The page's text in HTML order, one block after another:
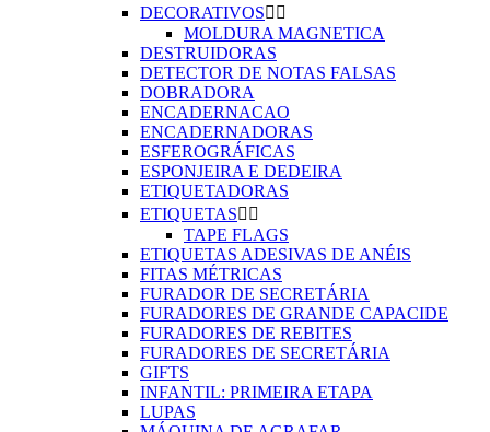
DECORATIVOS 
MOLDURA MAGNETICA
DESTRUIDORAS
DETECTOR DE NOTAS FALSAS
DOBRADORA
ENCADERNACAO
ENCADERNADORAS
ESFEROGRÁFICAS
ESPONJEIRA E DEDEIRA
ETIQUETADORAS
ETIQUETAS 
TAPE FLAGS
ETIQUETAS ADESIVAS DE ANÉIS
FITAS MÉTRICAS
FURADOR DE SECRETÁRIA
FURADORES DE GRANDE CAPACIDE
FURADORES DE REBITES
FURADORES DE SECRETÁRIA
GIFTS
INFANTIL: PRIMEIRA ETAPA
LUPAS